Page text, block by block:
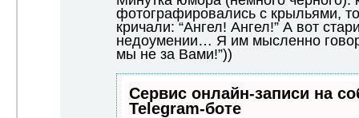
фотографировались с крыльями,
кричали: “Ангел! Ангел!” А вот
недоумении… Я им мысленно
мы не за Вами!”))
Сервис онлайн-записи на
Telegram-боте